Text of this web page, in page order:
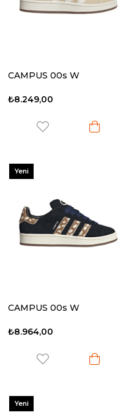
CAMPUS 00s W
₺8.249,00
CAMPUS 00s W
₺8.964,00
Yeni
Yeni